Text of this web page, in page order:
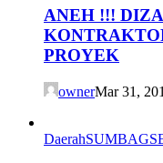
ANEH !!!
PROYEK
ownerMar 31,
Daerah